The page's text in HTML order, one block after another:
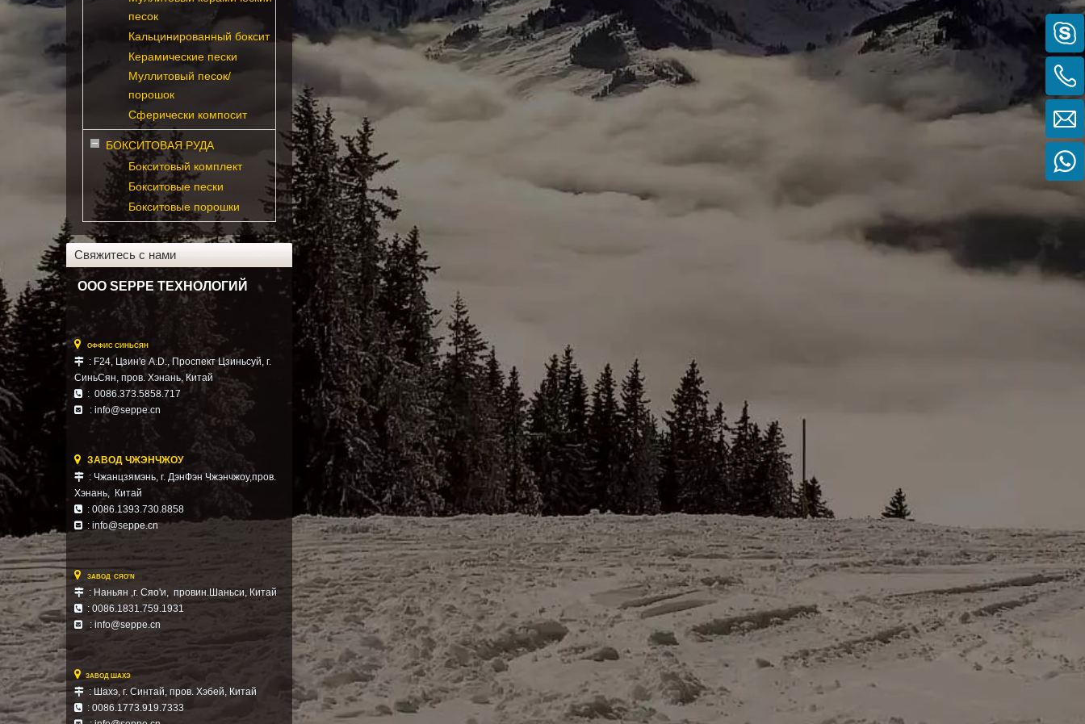
песок
Кальцинированный боксит
Керамические пески
Муллитовый песок/
порошок
Сферически компосит
БОКСИТОВАЯ РУДА
Бокситовый комплект
Бокситовые пески
Бокситовые порошки
Свяжитесь с нами
ООО SEPPE ТЕХНОЛОГИЙ
 ОФФИС СИНЬСЯН
 : F24, Цзин'е A.D., Проспект Цзиньсуй, г.
СиньСян, пров. Хэнань, Китай
 : 0086.373.5858.717
 : info@seppe.cn
 ЗАВОД ЧЖЭНЧЖОУ
 : Чжанцзямэнь, г. ДэнФэн Чжэнчжоу,пров.
Хэнань, Китай
 : 0086.1393.730.8858
 : info@seppe.cn
 ЗАВОД СЯО'N
 : Наньян ,г. Сяо'и, провин.Шаньси, Китай
 : 0086.1831.759.1931
 : info@seppe.cn
 ЗАВОД ШАХЭ
 : Шахэ, г. Синтай, пров. Хэбей, Китай
 : 0086.1773.919.7333